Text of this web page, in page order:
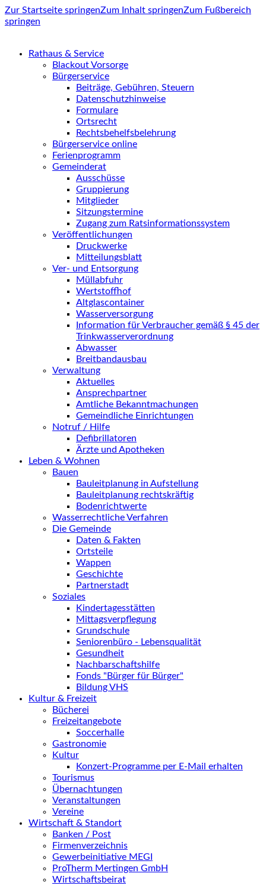
Zur Startseite springenZum Inhalt springenZum Fußbereich
springen
Rathaus & Service
Blackout Vorsorge
Bürgerservice
Beiträge, Gebühren, Steuern
Datenschutzhinweise
Formulare
Ortsrecht
Rechtsbehelfsbelehrung
Bürgerservice online
Ferienprogramm
Gemeinderat
Ausschüsse
Gruppierung
Mitglieder
Sitzungstermine
Zugang zum Ratsinformationssystem
Veröffentlichungen
Druckwerke
Mitteilungsblatt
Ver- und Entsorgung
Müllabfuhr
Wertstoffhof
Altglascontainer
Wasserversorgung
Information für Verbraucher gemäß § 45 der
Trinkwasserverordnung
Abwasser
Breitbandausbau
Verwaltung
Aktuelles
Ansprechpartner
Amtliche Bekanntmachungen
Gemeindliche Einrichtungen
Notruf / Hilfe
Defibrillatoren
Ärzte und Apotheken
Leben & Wohnen
Bauen
Bauleitplanung in Aufstellung
Bauleitplanung rechtskräftig
Bodenrichtwerte
Wasserrechtliche Verfahren
Die Gemeinde
Daten & Fakten
Ortsteile
Wappen
Geschichte
Partnerstadt
Soziales
Kindertagesstätten
Mittagsverpflegung
Grundschule
Seniorenbüro - Lebensqualität
Gesundheit
Nachbarschaftshilfe
Fonds "Bürger für Bürger"
Bildung VHS
Kultur & Freizeit
Bücherei
Freizeitangebote
Soccerhalle
Gastronomie
Kultur
Konzert-Programme per E-Mail erhalten
Tourismus
Übernachtungen
Veranstaltungen
Vereine
Wirtschaft & Standort
Banken / Post
Firmenverzeichnis
Gewerbeinitiative MEGI
ProTherm Mertingen GmbH
Wirtschaftsbeirat